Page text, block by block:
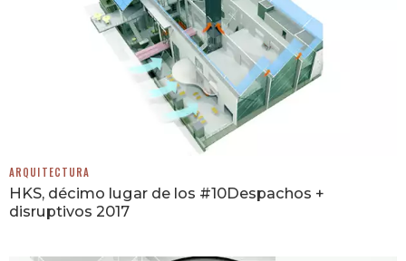
ARQUITECTURA
HKS, décimo lugar de los #10Despachos +
disruptivos 2017